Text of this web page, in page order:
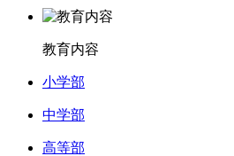
教育内容
小学部
中学部
高等部